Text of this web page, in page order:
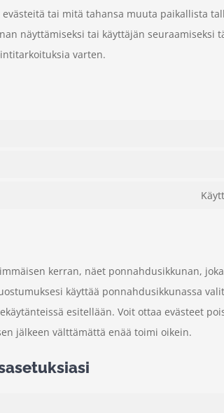
tai mitä tahansa muuta paikallista
näyttämiseksi tai käyttäjän seuraamiseksi
varten.
kerran, näet ponnahdusikkunan,
käyttää ponnahdusikkunassa
esitellään. Voit ottaa evästeet
jälkeen välttämättä enää toimi oikein.